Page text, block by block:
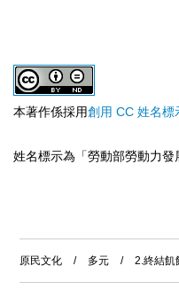
本著作係採用創用 CC 姓名標
姓名標示為「勞動部勞動力發
原民文化 / 多元 / 2.終結飢